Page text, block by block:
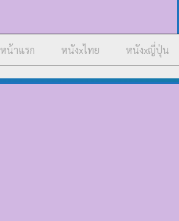
หน้าแรก หนังxไทย หนังxญี่ปุ่น